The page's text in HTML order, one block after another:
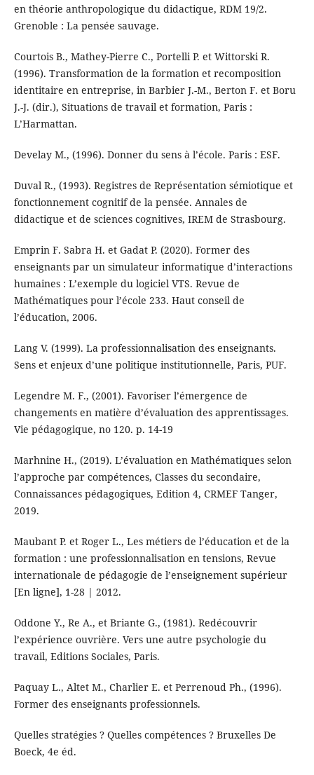
en théorie anthropologique du didactique, RDM 19/2.
Grenoble : La pensée sauvage.
Courtois B., Mathey-Pierre C., Portelli P. et Wittorski R.
(1996). Transformation de la formation et recomposition
identitaire en entreprise, in Barbier J.-M., Berton F. et Boru
J.-J. (dir.), Situations de travail et formation, Paris :
L’Harmattan.
Develay M., (1996). Donner du sens à l’école. Paris : ESF.
Duval R., (1993). Registres de Représentation sémiotique et
fonctionnement cognitif de la pensée. Annales de
didactique et de sciences cognitives, IREM de Strasbourg.
Emprin F. Sabra H. et Gadat P. (2020). Former des
enseignants par un simulateur informatique d’interactions
humaines : L’exemple du logiciel VTS. Revue de
Mathématiques pour l’école 233. Haut conseil de
l’éducation, 2006.
Lang V. (1999). La professionnalisation des enseignants.
Sens et enjeux d’une politique institutionnelle, Paris, PUF.
Legendre M. F., (2001). Favoriser l’émergence de
changements en matière d’évaluation des apprentissages.
Vie pédagogique, no 120. p. 14-19
Marhnine H., (2019). L’évaluation en Mathématiques selon
l’approche par compétences, Classes du secondaire,
Connaissances pédagogiques, Edition 4, CRMEF Tanger,
2019.
Maubant P. et Roger L., Les métiers de l’éducation et de la
formation : une professionnalisation en tensions, Revue
internationale de pédagogie de l’enseignement supérieur
[En ligne], 1-28 | 2012.
Oddone Y., Re A., et Briante G., (1981). Redécouvrir
l’expérience ouvrière. Vers une autre psychologie du
travail, Editions Sociales, Paris.
Paquay L., Altet M., Charlier E. et Perrenoud Ph., (1996).
Former des enseignants professionnels.
Quelles stratégies ? Quelles compétences ? Bruxelles De
Boeck, 4e éd.